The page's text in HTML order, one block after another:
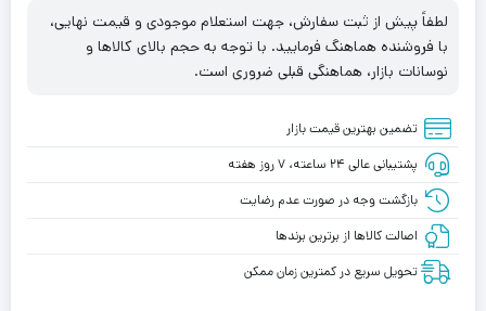
لطفاً پیش از ثبت سفارش، جهت استعلام موجودی و قیمت نهایی،
با فروشنده هماهنگ فرمایید. با توجه به حجم بالای کالاها و
نوسانات بازار، هماهنگی قبلی ضروری است.
تضمین بهترین قیمت بازار
پشتیبانی عالی ۲۴ ساعته، ۷ روز هفته
بازگشت وجه در صورت عدم رضایت
اصالت کالاها از برترین برندها
تحویل سریع در کمترین زمان ممکن